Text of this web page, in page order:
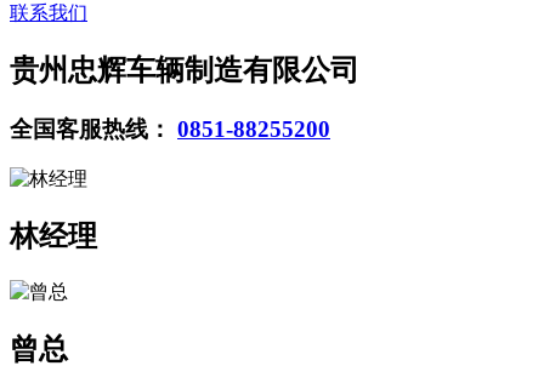
联系我们
贵州忠辉车辆制造有限公司
全国客服热线： 0851-88255200
林经理
曾总